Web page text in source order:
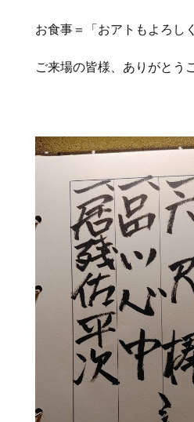
お食事＝「おアトもよろし
ご来場の皆様、ありがとう